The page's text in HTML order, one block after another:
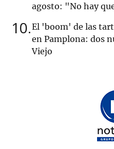
agosto: "No hay
10 El 'boom' de las
en Pamplona: dos
Viejo